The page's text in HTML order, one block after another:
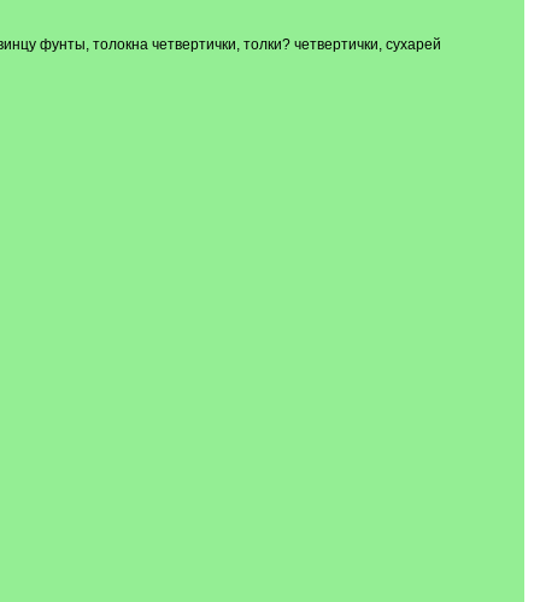
фунты, толокна четвертички, толки? четвертички, сухарей